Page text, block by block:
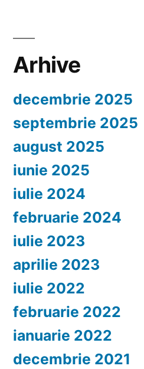
Arhive
decembrie 2025
septembrie 2025
august 2025
iunie 2025
iulie 2024
februarie 2024
iulie 2023
aprilie 2023
iulie 2022
februarie 2022
ianuarie 2022
decembrie 2021